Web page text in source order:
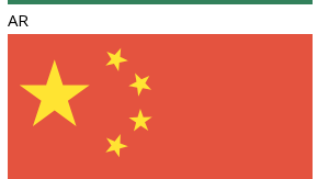
AR